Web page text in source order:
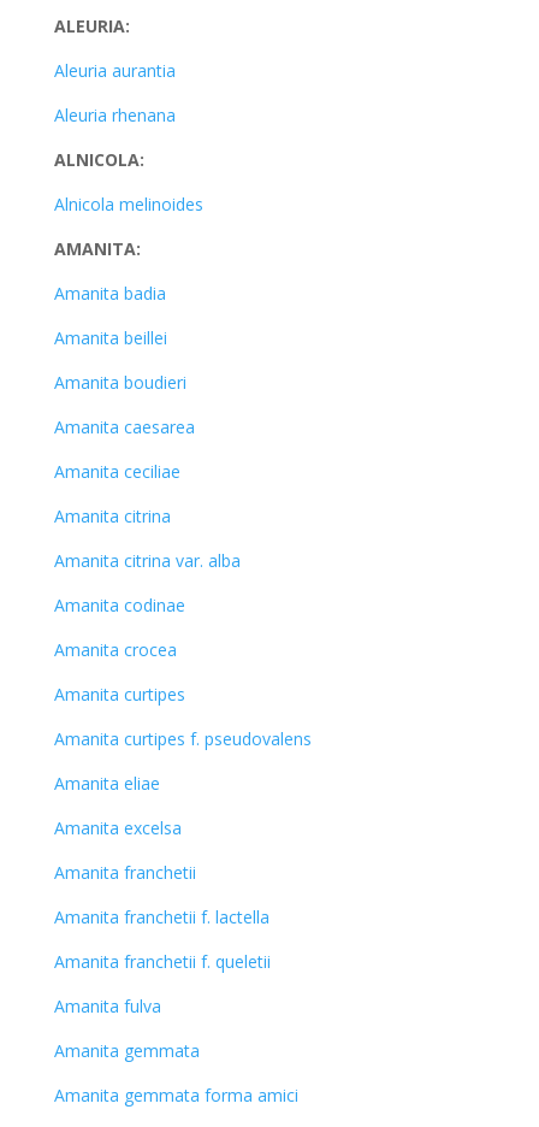
ALEURIA:
Aleuria aurantia
Aleuria rhenana
ALNICOLA:
Alnicola melinoides
AMANITA:
Amanita badia
Amanita beillei
Amanita boudieri
Amanita caesarea
Amanita ceciliae
Amanita citrina
Amanita citrina var. alba
Amanita codinae
Amanita crocea
Amanita curtipes
Amanita curtipes f. pseudovalens
Amanita eliae
Amanita excelsa
Amanita franchetii
Amanita franchetii f. lactella
Amanita franchetii f. queletii
Amanita fulva
Amanita gemmata
Amanita gemmata forma amici